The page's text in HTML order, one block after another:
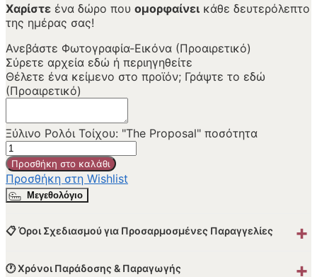
Χαρίστε ένα δώρο που ομορφαίνει κάθε δευτερόλεπτο
της ημέρας σας!
Ανεβάστε Φωτογραφία-Εικόνα (Προαιρετικό)
Σύρετε αρχεία εδώ ή περιηγηθείτε
Θέλετε ένα κείμενο στο προϊόν; Γράψτε το εδώ
(Προαιρετικό)
Ξύλινο Ρολόι Τοίχου: "The Proposal" ποσότητα
Προσθήκη στο καλάθι
Προσθήκη στη Wishlist
Μεγεθολόγιο
📋 Όροι Σχεδιασμού για Προσαρμοσμένες Παραγγελίες +
🕐 Χρόνοι Παράδοσης & Παραγωγής +